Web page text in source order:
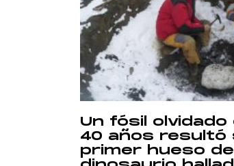
Un fósil
40 años resultó
primer hueso de